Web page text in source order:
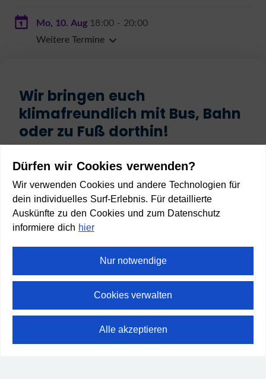
Mo, 10. Aug 18:00 - 20:00
Weitere Termine
Wir bringen euch
klimafreundlich mit Bus, Bahn
oder zu Fuß dorthin!
Start
Anreise planen
Vollbild
Dürfen wir Cookies verwenden?
Wir verwenden Cookies und andere Technologien für
dein individuelles Surf-Erlebnis. Für detaillierte
Auskünfte zu den Cookies und zum Datenschutz
informiere dich hier
Nur notwendige
Cookies verwalten
Alle akzeptieren